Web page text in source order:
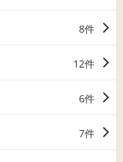
8件
12件
6件
7件